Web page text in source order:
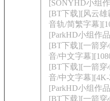
[SONYHD小组
[BT下载][风云雄
音轨/简繁字幕
[ParkHD小组作
[BT下载][一箭穿
音/中文字幕
[BT下载][一箭穿
音/中文字幕
[ParkHD小组作
[BT下载][一箭穿